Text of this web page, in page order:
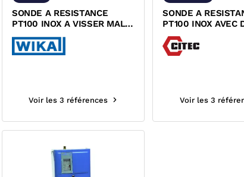
SONDE A RESISTANCE
PT100 INOX A VISSER MALE
SANS DOIGT DE GANT
CLASSE A WIKA
Voir les 3 références
SONDE A
PT100 INOX AVEC
GANT CLASSE B
Voir les 3